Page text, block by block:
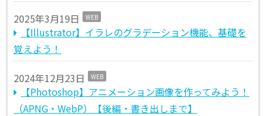
2025年3月19日 WEB
【Illustrator】イラレのグラデーション機能、基礎を
覚えよう！
2024年12月23日 WEB
【Photoshop】アニメーション画像を作ってみよう！
（APNG・WebP）【後編・書き出しまで】